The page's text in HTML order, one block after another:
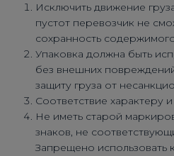
Исключить движение
пустот перевозчик не
сохранность
Упаковка должна быть
без внешних
защиту груза от
Соответствие характеру
Не иметь старой
знаков, не
Запрещено